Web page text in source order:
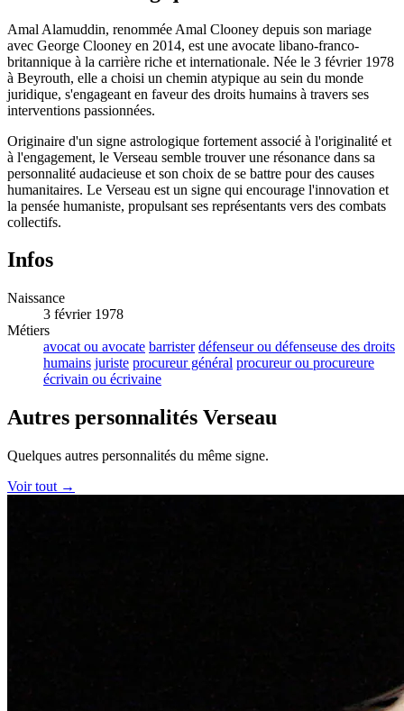
Amal Alamuddin, renommée Amal Clooney depuis son mariage
avec George Clooney en 2014, est une avocate libano-franco-
britannique à la carrière riche et internationale. Née le 3 février 1978
à Beyrouth, elle a choisi un chemin atypique au sein du monde
juridique, s'engageant en faveur des droits humains à travers ses
interventions passionnées.
Originaire d'un signe astrologique fortement associé à l'originalité et
à l'engagement, le Verseau semble trouver une résonance dans sa
personnalité audacieuse et son choix de se battre pour des causes
humanitaires. Le Verseau est un signe qui encourage l'innovation et
la pensée humaniste, propulsant ses représentants vers des combats
collectifs.
Infos
Naissance
3 février 1978
Métiers
avocat ou avocate barrister défenseur ou défenseuse des droits
humains juriste procureur général procureur ou procureure
écrivain ou écrivaine
Autres personnalités Verseau
Quelques autres personnalités du même signe.
Voir tout →